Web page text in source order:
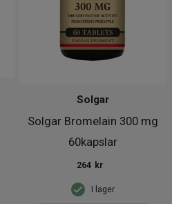
Solgar Bromelain 300 mg
60kapslar
Solgar
I lager
264 kr